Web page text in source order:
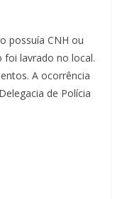
possuía CNH ou
foi lavrado no local.
A ocorrência
de Polícia